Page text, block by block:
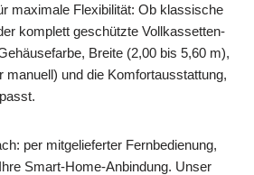
maximale Flexibilität: Ob klassische
komplett geschützte Vollkassetten-
Breite (2,00 bis 5,60 m),
manuell) und die Komfortausstattung,
per mitgelieferter Fernbedienung,
Smart‑Home‑Anbindung. Unser